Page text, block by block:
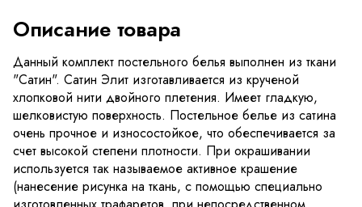
Описание товара
Данный комплект постельного белья выполнен из ткани
"Сатин". Сатин Элит изготавливается из крученой
хлопковой нити двойного плетения. Имеет гладкую,
шелковистую поверхность. Постельное белье из сатина
очень прочное и износостойкое, что обеспечивается за
счет высокой степени плотности. При окрашивании
используется так называемое активное крашение
(нанесение рисунка на ткань, с помощью специально